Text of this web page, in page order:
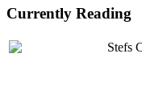
Currently Reading